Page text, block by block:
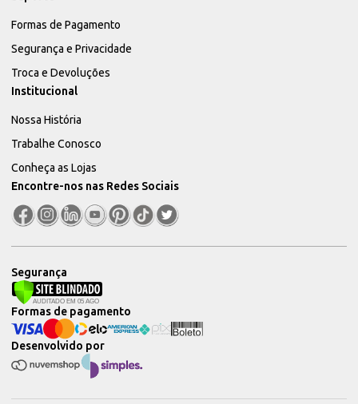
Formas de Pagamento
Segurança e Privacidade
Troca e Devoluções
Institucional
Nossa História
Trabalhe Conosco
Conheça as Lojas
Encontre-nos nas Redes Sociais
Segurança
Desenvolvido por
Formas de pagamento